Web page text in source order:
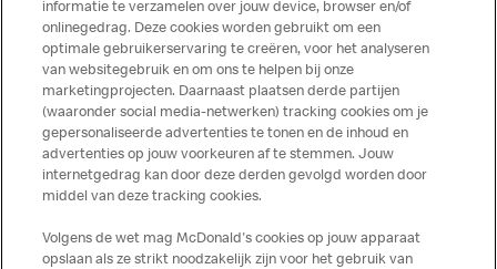
indien een gast als gevolg van het binnenkrijgen van (een
spoor van) een allergeen lichamelijke klachten krijgt. Alle
producten kunnen sporen bevatten van dierlijke
ingrediënten. McDonald’s streeft er naar om de
voedingswaarde- en allergeneninformatie altijd up to date
te houden. De verstrekte informatie is alleen van
toepassing op de in Nederland verkochte producten. Voor
meer informatie over voedingswaarden en allergenen kijk
op de McDonald's website of in de McDonald’s App.
Publicatiefouten voorbehouden.
informatie te verzamelen over jouw device, browser en/of
onlinegedrag. Deze cookies worden gebruikt om een
optimale gebruikerservaring te creëren, voor het analyseren
van websitegebruik en om ons te helpen bij onze
marketingprojecten. Daarnaast plaatsen derde partijen
(waaronder social media-netwerken) tracking cookies om je
gepersonaliseerde advertenties te tonen en de inhoud en
advertenties op jouw voorkeuren af te stemmen. Jouw
internetgedrag kan door deze derden gevolgd worden door
middel van deze tracking cookies.
Volgens de wet mag McDonald's cookies op jouw apparaat
opslaan als ze strikt noodzakelijk zijn voor het gebruik van